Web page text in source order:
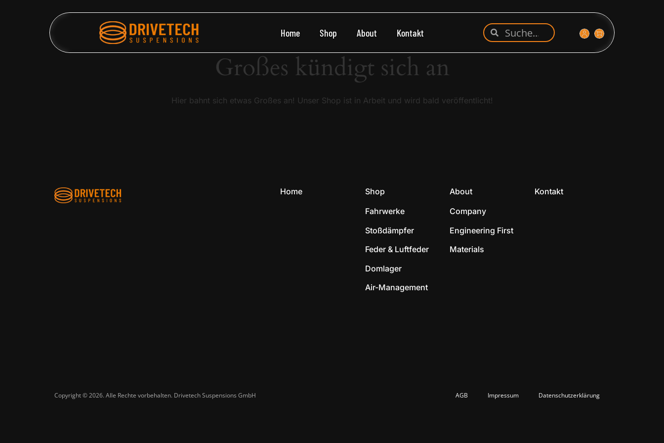
Home Shop About Kontakt
Großes kündigt sich an
Hier bahnt sich etwas Großes an! Unser Shop ist in Arbeit und wird bald veröffentlicht!
Home
Shop
Fahrwerke
Stoßdämpfer
Feder & Luftfeder
Domlager
Air-Management
About
Company
Engineering First
Materials
Kontakt
Copyright © 2026. Alle Rechte vorbehalten. Drivetech Suspensions GmbH​ AGB Impressum Datenschutzerklärung